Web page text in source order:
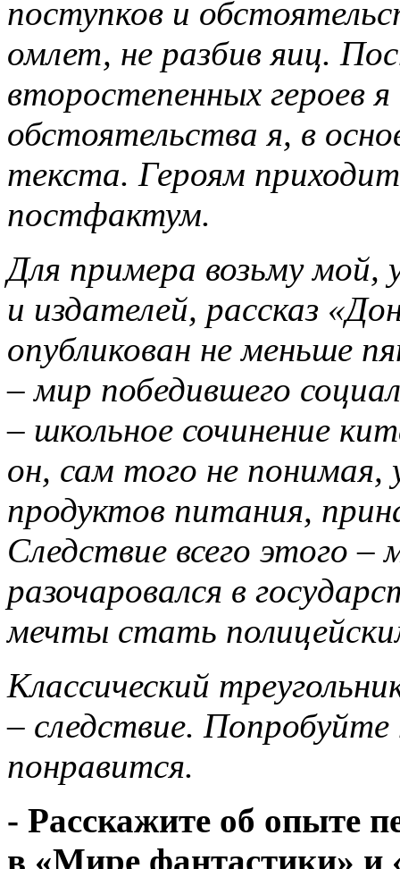
поступков и
омлет, не разбив яиц.
второстепенных героев
обстоятельства я, в
текста. Героям
постфактум.
Для примера возьму
и издателей, рассказ
опубликован не меньше
– мир победившего
– школьное сочинение
он, сам того не понимая,
продуктов питания,
Следствие всего этого –
разочаровался в
мечты стать
Классический
– следствие.
понравится.
- Расскажите об опыте
в «Мире фантастики» и